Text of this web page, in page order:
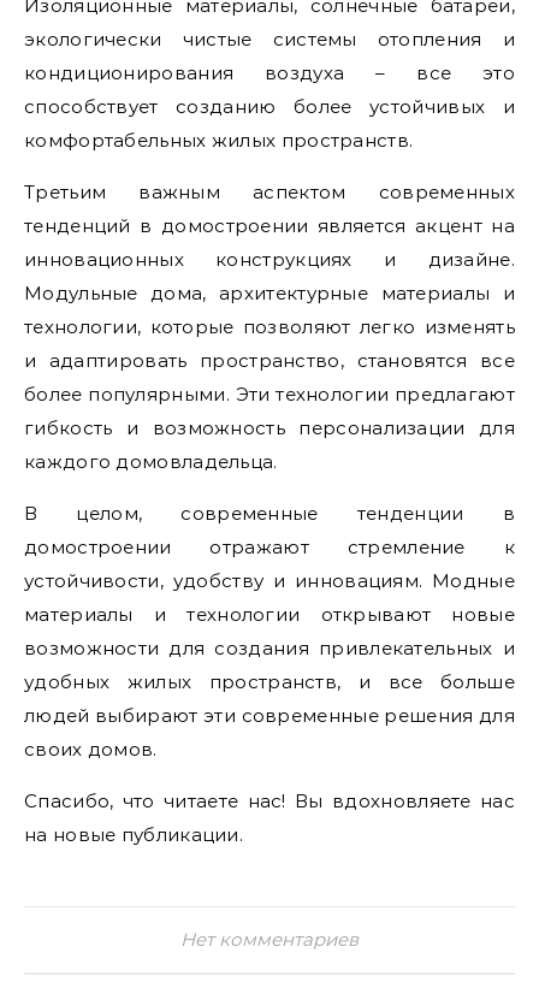
Изоляционные материалы, солнечные батареи,
экологически чистые системы отопления и
кондиционирования воздуха – все это
способствует созданию более устойчивых и
комфортабельных жилых пространств.
Третьим важным аспектом современных
тенденций в домостроении является акцент на
инновационных конструкциях и дизайне.
Модульные дома, архитектурные материалы и
технологии, которые позволяют легко изменять
и адаптировать пространство, становятся все
более популярными. Эти технологии предлагают
гибкость и возможность персонализации для
каждого домовладельца.
В целом, современные тенденции в
домостроении отражают стремление к
устойчивости, удобству и инновациям. Модные
материалы и технологии открывают новые
возможности для создания привлекательных и
удобных жилых пространств, и все больше
людей выбирают эти современные решения для
своих домов.
Спасибо, что читаете нас! Вы вдохновляете нас
на новые публикации.
Нет комментариев